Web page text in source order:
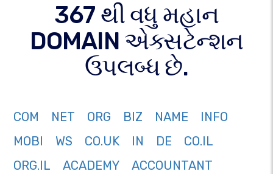
367 થી વધુ મહાન
DOMAIN એક્સટેન્શન
ઉપલબ્ધ છે.
COM NET ORG BIZ NAME
INFO
MOBI
WS CO.UK IN DE
CO.IL
ORG.IL
ACADEMY
ACCOUNTANT